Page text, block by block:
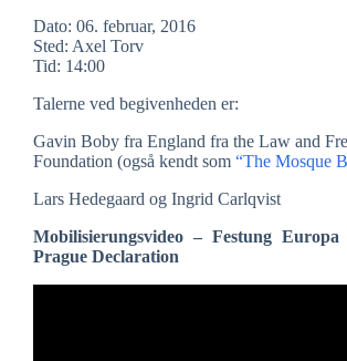
Dato: 06. februar, 2016
Sted: Axel Torv
Tid: 14:00
Talerne ved begivenheden er:
Gavin Boby fra England fra the Law and
Foundation (også kendt som “The Mosque
Lars Hedegaard og Ingrid Carlqvist
Mobilisierungsvideo – Festung
Prague Declaration